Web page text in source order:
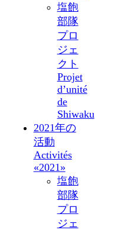
塩飽
部隊
プロ
ジェ
クト
Projet
d’unité
de
Shiwaku
2021年の
活動
Activités
«2021»
塩飽
部隊
プロ
ジェ